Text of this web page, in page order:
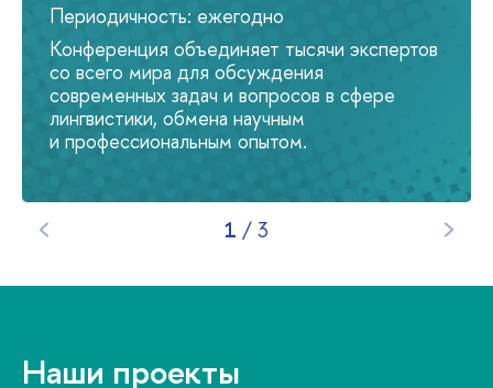
Периодичность: ежегодно
Конференция объединяет тысячи эксперто
со всего мира для обсуждения
современных задач и вопросов в сфере
лингвистики, обмена научным
и профессиональным опытом.
1 / 3
Наши проекты